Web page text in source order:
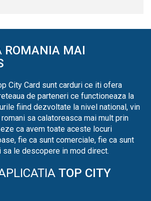
ROMANIA MAI
City Card sunt carduri ce iti ofera
de parteneri ce functioneaza la
fiind dezvoltate la nivel national, vin
sa calatoreasca mai mult prin
ca avem toate aceste locuri
fie ca sunt comerciale, fie ca sunt
le descopere in mod direct.
TOP CITY